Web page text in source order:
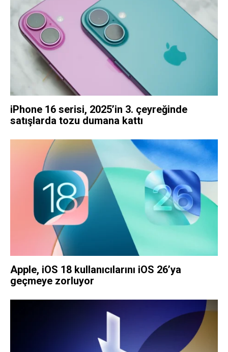
iPhone 16 serisi, 2025’in 3. çeyreğinde
satışlarda tozu dumana kattı
Apple, iOS 18 kullanıcılarını iOS 26’ya
geçmeye zorluyor